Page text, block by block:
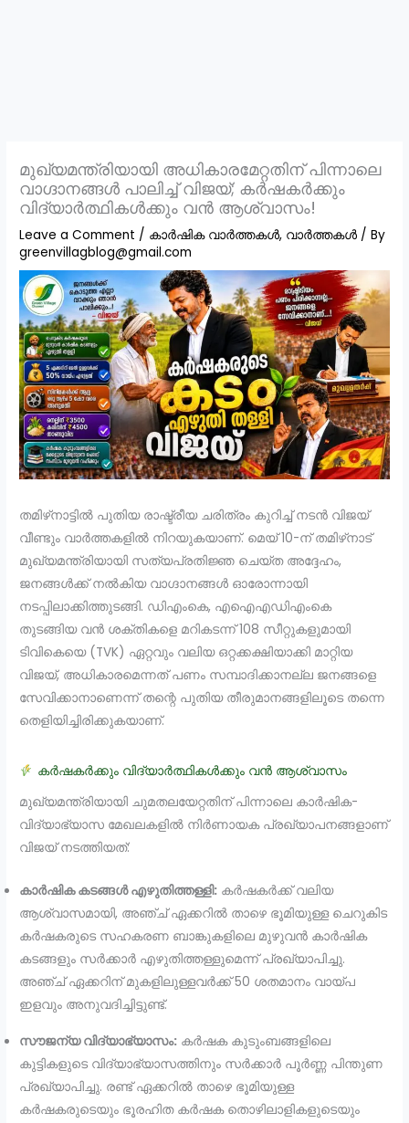
മുഖ്യമന്ത്രിയായി അധികാരമേറ്റതിന് പിന്നാലെ
വാഗ്ദാനങ്ങൾ പാലിച്ച് വിജയ്; കർഷകർക്കും
വിദ്യാർത്ഥികൾക്കും വൻ ആശ്വാസം!
Leave a Comment / കാർഷിക വാർത്തകൾ, വാർത്തകൾ / By
greenvillagblog@gmail.com
തമിഴ്‌നാട്ടിൽ പുതിയ രാഷ്ട്രീയ ചരിത്രം കുറിച്ച് നടൻ വിജയ്
വീണ്ടും വാർത്തകളിൽ നിറയുകയാണ്. മെയ് 10-ന് തമിഴ്‌നാട്
മുഖ്യമന്ത്രിയായി സത്യപ്രതിജ്ഞ ചെയ്ത അദ്ദേഹം,
ജനങ്ങൾക്ക് നൽകിയ വാഗ്ദാനങ്ങൾ ഓരോന്നായി
നടപ്പിലാക്കിത്തുടങ്ങി. ഡിഎംകെ, എഐഎഡിഎംകെ
തുടങ്ങിയ വൻ ശക്തികളെ മറികടന്ന് 108 സീറ്റുകളുമായി
ടിവികെയെ (TVK) ഏറ്റവും വലിയ ഒറ്റക്കക്ഷിയാക്കി മാറ്റിയ
വിജയ്, അധികാരമെന്നത് പണം സമ്പാദിക്കാനല്ല ജനങ്ങളെ
സേവിക്കാനാണെന്ന് തന്റെ പുതിയ തീരുമാനങ്ങളിലൂടെ തന്നെ
തെളിയിച്ചിരിക്കുകയാണ്.
കർഷകർക്കും വിദ്യാർത്ഥികൾക്കും വൻ ആശ്വാസം
മുഖ്യമന്ത്രിയായി ചുമതലയേറ്റതിന് പിന്നാലെ കാർഷിക-
വിദ്യാഭ്യാസ മേഖലകളിൽ നിർണായക പ്രഖ്യാപനങ്ങളാണ്
വിജയ് നടത്തിയത്:
കാർഷിക കടങ്ങൾ എഴുതിത്തള്ളി: കർഷകർക്ക് വലിയ
ആശ്വാസമായി, അഞ്ച് ഏക്കറിൽ താഴെ ഭൂമിയുള്ള ചെറുകിട
കർഷകരുടെ സഹകരണ ബാങ്കുകളിലെ മുഴുവൻ കാർഷിക
കടങ്ങളും സർക്കാർ എഴുതിത്തള്ളുമെന്ന് പ്രഖ്യാപിച്ചു.
അഞ്ച് ഏക്കറിന് മുകളിലുള്ളവർക്ക് 50 ശതമാനം വായ്പ
ഇളവും അനുവദിച്ചിട്ടുണ്ട്.
സൗജന്യ വിദ്യാഭ്യാസം: കർഷക കുടുംബങ്ങളിലെ
കുട്ടികളുടെ വിദ്യാഭ്യാസത്തിനും സർക്കാർ പൂർണ്ണ പിന്തുണ
പ്രഖ്യാപിച്ചു. രണ്ട് ഏക്കറിൽ താഴെ ഭൂമിയുള്ള
കർഷകരുടെയും ഭൂരഹിത കർഷക തൊഴിലാളികളുടെയും